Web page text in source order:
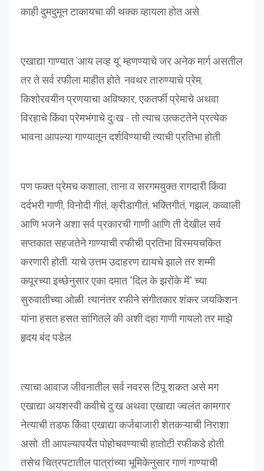
काही दुमदुमून टाकायचा की थक्क व्हायला होत असे.
एखाद्या गाण्यात 'आय लव्ह यू' म्हणण्याचे जर अनेक मार्ग असतील
तर ते सर्व रफीला माहीत होते. नवथर तारुण्याचे प्रेम,
किशोरवयीन प्रणयाचा अविष्कार, एकतर्फी प्रेमाचे अथवा
विरहाचे किंवा प्रेमभंगाचे दुःख - तो त्याच उत्कटतेने प्रत्येक
भावना आपल्या गाण्यातून दर्शविण्याची त्याची प्रतिभा होती.
पण फक्त प्रेमच कशाला, ताना व सरगमयुक्त रागदारी किंवा
दर्दभरी गाणी, विनोदी गीतं, क्रीडागीतं, भक्तिगीतं, गझल, कव्वाली
आणि भजने अशा सर्व प्रकारची गाणी आणि ती देखील सर्व
सप्तकात सहजतेने गाण्याची रफीची प्रतिभा विस्मयचकित
करणारी होती. याचे उत्तम उदाहरण द्यायचे झाले तर शम्मी
कपूरच्या इच्छेनुसार एका दमात "दिल के झरोंके में" च्या
सुरुवातीच्या ओळी. त्यानंतर रफीने संगीतकार शंकर जयकिशन
यांना हसत हसत सांगितले की अशी दहा गाणी गायलो तर माझे
हृदय बंद पडेल.
त्याचा आवाज जीवनातील सर्व नवरस टिपू शकत असे मग
एखाद्या अयशस्वी कवीचे दु:ख अथवा एखाद्या ज्वलंत कामगार
नेत्याची तडफ किंवा एखाद्या कर्जबाजारी शेतकऱ्याची निराशा
असो. ती आपल्यापर्यंत पोहोचवण्याची हातोटी रफीकडे होती.
तसेच चित्रपटातील पात्रांच्या भूमिकेनुसार गाणं गाण्याची